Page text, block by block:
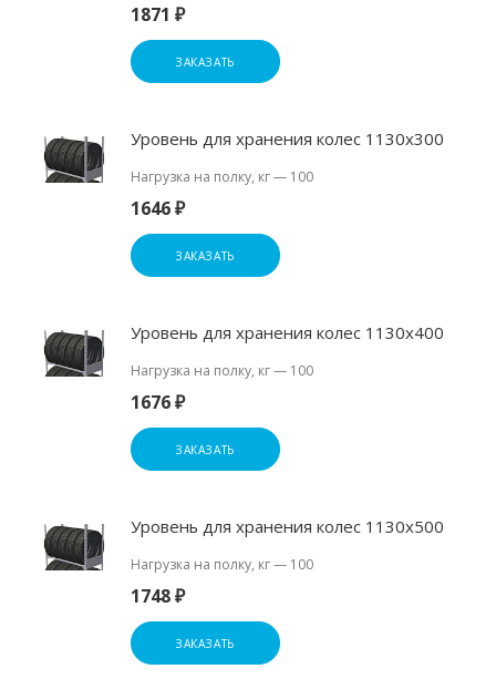
1871 ₽
ЗАКАЗАТЬ
Уровень для хранения колес 1130х300
Нагрузка на полку, кг— 100
1646 ₽
ЗАКАЗАТЬ
Уровень для хранения колес 1130х400
Нагрузка на полку, кг— 100
1676 ₽
ЗАКАЗАТЬ
Уровень для хранения колес 1130х500
Нагрузка на полку, кг— 100
1748 ₽
ЗАКАЗАТЬ